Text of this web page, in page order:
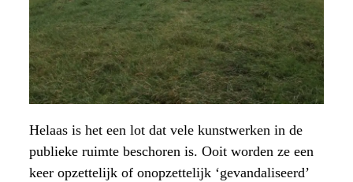
Helaas is het een lot dat vele kunstwerken in de
publieke ruimte beschoren is. Ooit worden ze een
keer opzettelijk of onopzettelijk ‘gevandaliseerd’